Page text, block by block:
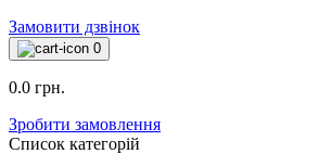
Замовити дзвінок
0
0.0 грн.
Зробити замовлення
Список категорій